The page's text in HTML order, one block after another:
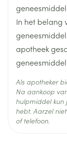
Actieve
Ingrediënten
Behoud
In het belang
apotheek
Als apotheker
Na aankoop
hulpmiddel kun
hebt. Aarzel
of telefoon.